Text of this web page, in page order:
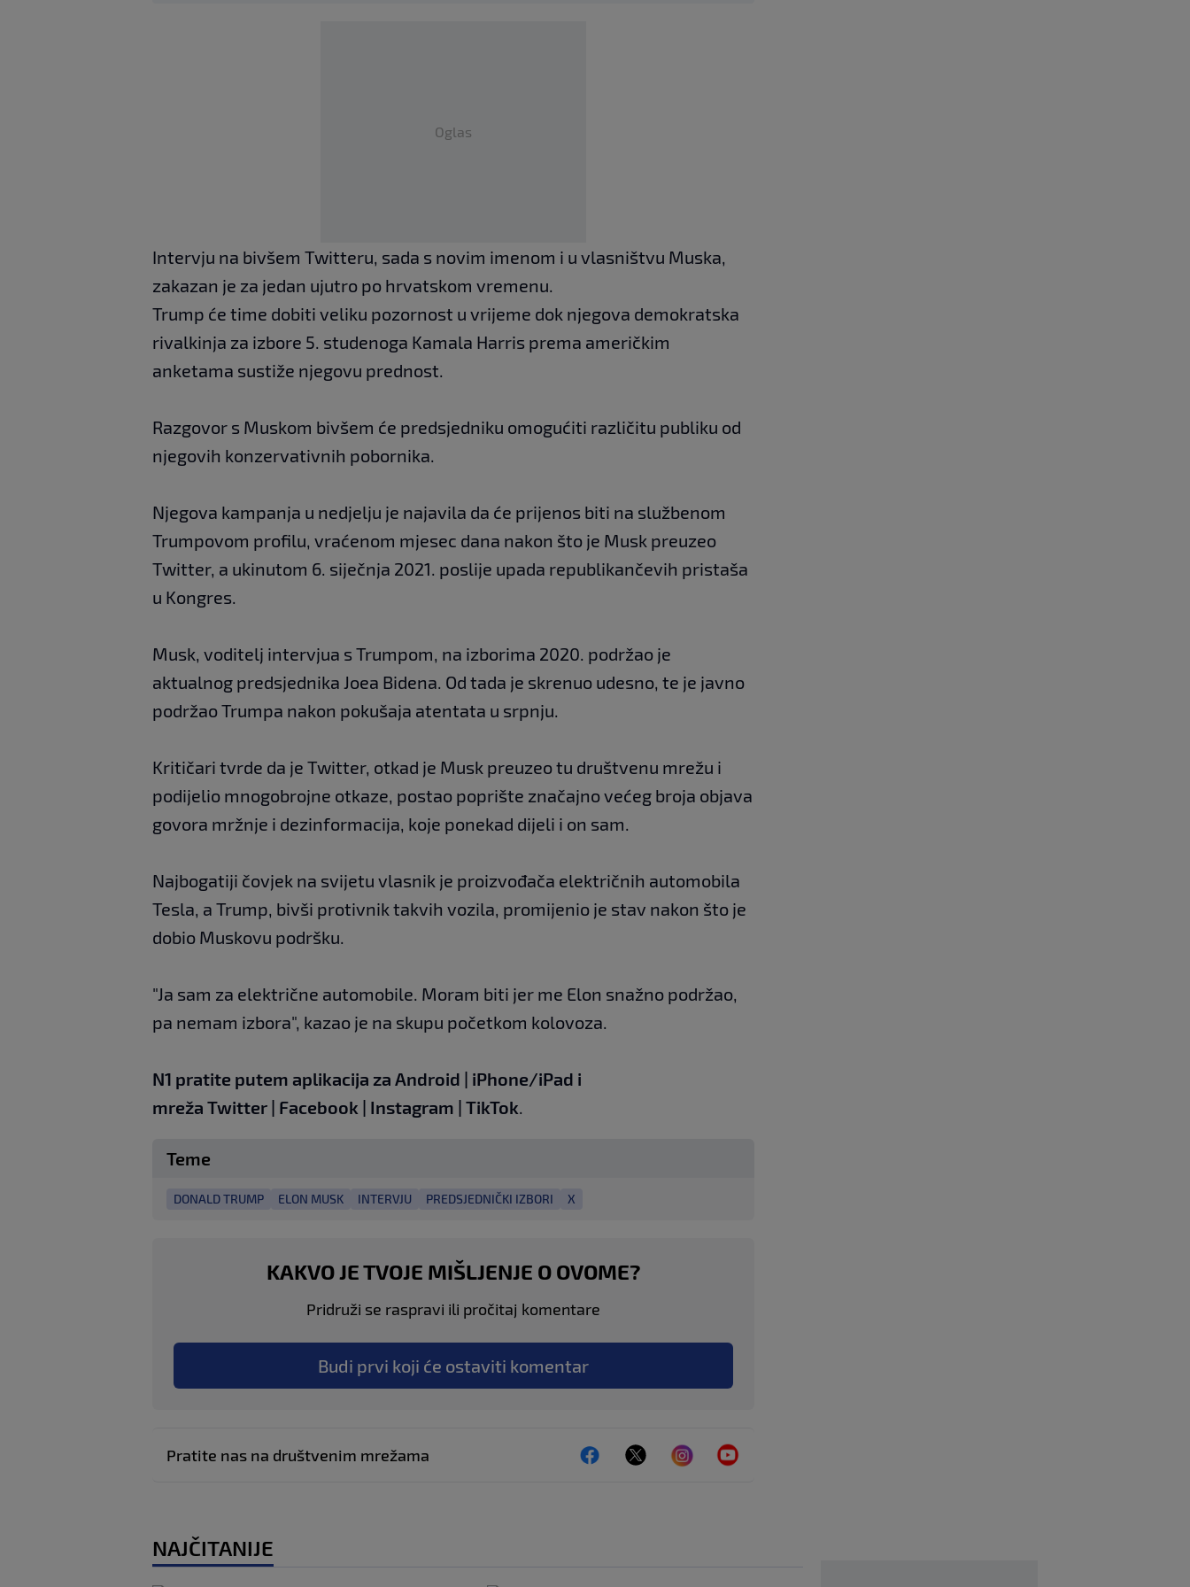
Oglas
Intervju na bivšem Twitteru, sada s novim imenom i u vlasništvu Muska,
zakazan je za jedan ujutro po hrvatskom vremenu.
Trump će time dobiti veliku pozornost u vrijeme dok njegova demokratska
rivalkinja za izbore 5. studenoga Kamala Harris prema američkim
anketama sustiže njegovu prednost.
Razgovor s Muskom bivšem će predsjedniku omogućiti različitu publiku od
njegovih konzervativnih pobornika.
Njegova kampanja u nedjelju je najavila da će prijenos biti na službenom
Trumpovom profilu, vraćenom mjesec dana nakon što je Musk preuzeo
Twitter, a ukinutom 6. siječnja 2021. poslije upada republikančevih pristaša
u Kongres.
Musk, voditelj intervjua s Trumpom, na izborima 2020. podržao je
aktualnog predsjednika Joea Bidena. Od tada je skrenuo udesno, te je javno
podržao Trumpa nakon pokušaja atentata u srpnju.
Kritičari tvrde da je Twitter, otkad je Musk preuzeo tu društvenu mrežu i
podijelio mnogobrojne otkaze, postao poprište značajno većeg broja objava
govora mržnje i dezinformacija, koje ponekad dijeli i on sam.
Najbogatiji čovjek na svijetu vlasnik je proizvođača električnih automobila
Tesla, a Trump, bivši protivnik takvih vozila, promijenio je stav nakon što je
dobio Muskovu podršku.
"Ja sam za električne automobile. Moram biti jer me Elon snažno podržao,
pa nemam izbora", kazao je na skupu početkom kolovoza.
N1 pratite putem aplikacija za Android | iPhone/iPad i
mreža Twitter | Facebook | Instagram | TikTok.
Teme
DONALD TRUMP ELON MUSK INTERVJU PREDSJEDNIČKI IZBORI X
KAKVO JE TVOJE MIŠLJENJE O OVOME?
Pridruži se raspravi ili pročitaj komentare
Budi prvi koji će ostaviti komentar
Pratite nas na društvenim mrežama
NAJČITANIJE